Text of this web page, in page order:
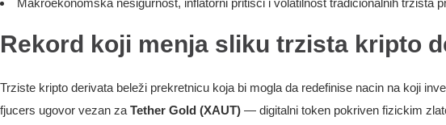
Makroekonomska nesigurnost, inflatorni pritisci i volatilnost tradicionalnih trzista
Rekord koji menja sliku trzista kripto
Trziste kripto derivata beleži prekretnicu koja bi mogla da redefinise nacin na koji
fjucers ugovor vezan za Tether Gold (XAUT) — digitalni token pokriven fizickim